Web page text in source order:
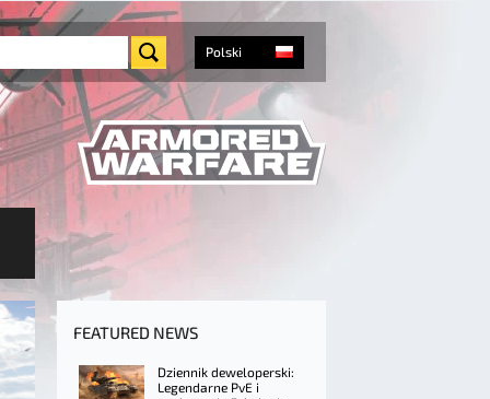
Polski
FEATURED NEWS
Dziennik deweloperski:
Legendarne PvE i